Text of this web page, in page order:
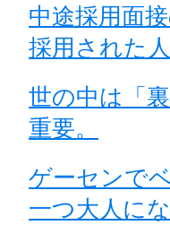
中途採用面
採用された
世の中は「
重要。
ゲーセンで
一つ大人に